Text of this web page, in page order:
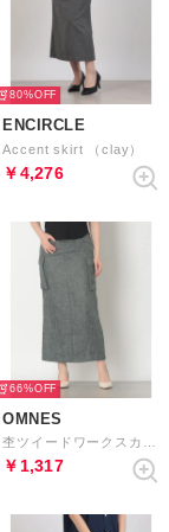
80%
ENCIRCLE
Accent skirt （clay）
￥4,276
66%
OMNES
￥1,317